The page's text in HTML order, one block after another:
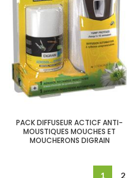
PACK DIFFUSEUR ACTICF ANTI-
MOUSTIQUES MOUCHES ET
MOUCHERONS DIGRAIN
1 2